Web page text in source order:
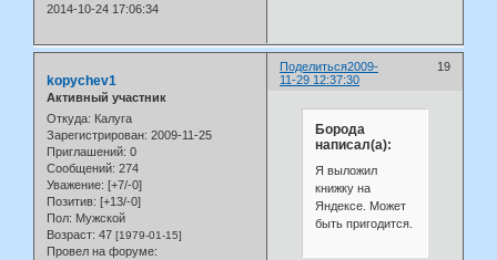
2014-10-24 17:06:34
Поделиться 19
2009-
11-29 12:37:30
kopychev1
Активный участник
Откуда: Калуга
Зарегистрирован: 2009-11-25
Приглашений: 0
Сообщений: 274
Уважение: [+7/-0]
Позитив: [+13/-0]
Пол: Мужской
Возраст: 47 [1979-01-15]
Провел на форуме:
Борода
написал(а):
Я выложил
книжку на
Яндексе. Может
быть пригодится.